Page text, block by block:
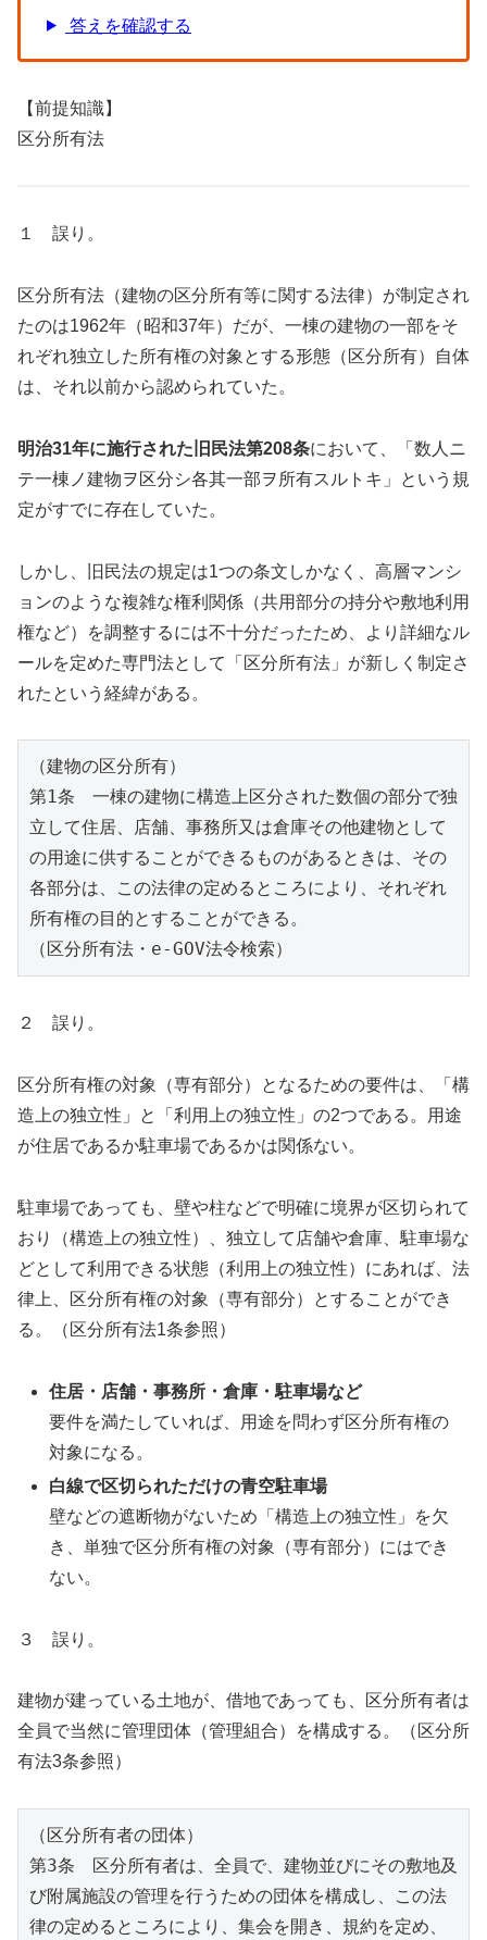
答えを確認する
【前提知識】
区分所有法
１ 誤り。
区分所有法（建物の区分所有等に関する法律）が制定され
たのは1962年（昭和37年）だが、一棟の建物の一部をそ
れぞれ独立した所有権の対象とする形態（区分所有）自体
は、それ以前から認められていた。
明治31年に施行された旧民法第208条において、「数人ニ
テ一棟ノ建物ヲ区分シ各其一部ヲ所有スルトキ」という規
定がすでに存在していた。
しかし、旧民法の規定は1つの条文しかなく、高層マンシ
ョンのような複雑な権利関係（共用部分の持分や敷地利用
権など）を調整するには不十分だったため、より詳細なル
ールを定めた専門法として「区分所有法」が新しく制定さ
れたという経緯がある。
（建物の区分所有）
第1条　一棟の建物に構造上区分された数個の部分で独
立して住居、店舗、事務所又は倉庫その他建物として
の用途に供することができるものがあるときは、その
各部分は、この法律の定めるところにより、それぞれ
所有権の目的とすることができる。
（区分所有法・e-GOV法令検索）
２ 誤り。
区分所有権の対象（専有部分）となるための要件は、「構
造上の独立性」と「利用上の独立性」の2つである。用途
が住居であるか駐車場であるかは関係ない。
駐車場であっても、壁や柱などで明確に境界が区切られて
おり（構造上の独立性）、独立して店舗や倉庫、駐車場な
どとして利用できる状態（利用上の独立性）にあれば、法
律上、区分所有権の対象（専有部分）とすることができ
る。（区分所有法1条参照）
住居・店舗・事務所・倉庫・駐車場など
要件を満たしていれば、用途を問わず区分所有権の
対象になる。
白線で区切られただけの青空駐車場
壁などの遮断物がないため「構造上の独立性」を欠
き、単独で区分所有権の対象（専有部分）にはでき
ない。
３ 誤り。
建物が建っている土地が、借地であっても、区分所有者は
全員で当然に管理団体（管理組合）を構成する。（区分所
有法3条参照）
（区分所有者の団体）
第3条　区分所有者は、全員で、建物並びにその敷地及
び附属施設の管理を行うための団体を構成し、この法
律の定めるところにより、集会を開き、規約を定め、